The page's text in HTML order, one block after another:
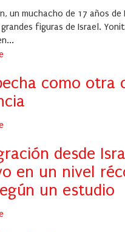
un muchacho de 17 años de
figuras de Israel.
como otra
desde
en un nivel
un estudio